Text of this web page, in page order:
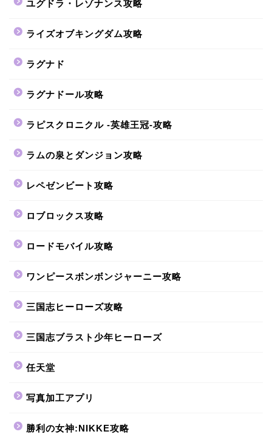
ユグドラ・レゾナンス攻略
ライズオブキングダム攻略
ラグナド
ラグナドール攻略
ラピスクロニクル -英雄王冠-攻略
ラムの泉とダンジョン攻略
レペゼンビート攻略
ロブロックス攻略
ロードモバイル攻略
ワンピースボンボンジャーニー攻略
三国志ヒーローズ攻略
三国志ブラスト少年ヒーローズ
任天堂
写真加工アプリ
勝利の女神:NIKKE攻略